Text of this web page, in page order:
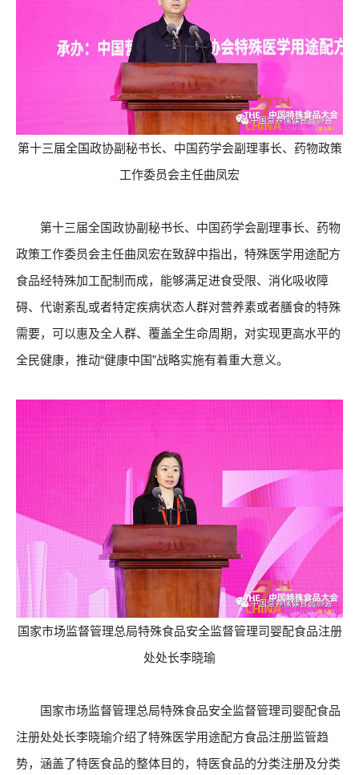
第十三届全国政协副秘书长、中国药学会副理事长、药物政策
工作委员会主任曲凤宏
第十三届全国政协副秘书长、中国药学会副理事长、药物
政策工作委员会主任曲凤宏在致辞中指出，特殊医学用途配方
食品经特殊加工配制而成，能够满足进食受限、消化吸收障
碍、代谢紊乱或者特定疾病状态人群对营养素或者膳食的特殊
需要，可以惠及全人群、覆盖全生命周期，对实现更高水平的
全民健康，推动“健康中国”战略实施有着重大意义。
国家市场监督管理总局特殊食品安全监督管理司婴配食品注册
处处长李晓瑜
国家市场监督管理总局特殊食品安全监督管理司婴配食品
注册处处长李晓瑜介绍了特殊医学用途配方食品注册监管趋
势，涵盖了特医食品的整体目的，特医食品的分类注册及分类